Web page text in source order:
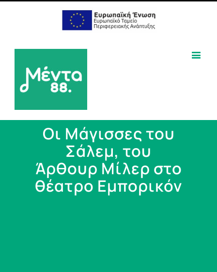
Οι Μάγισσες του
Σάλεμ, του
Άρθουρ Μίλερ στο
θέατρο Εμπορικόν